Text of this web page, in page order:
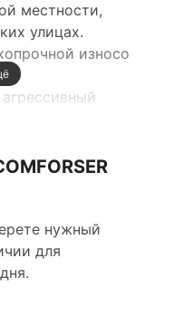
местности,
улицах.
износо
прекрасно
вождения
от
из протекторов.
нужный
для